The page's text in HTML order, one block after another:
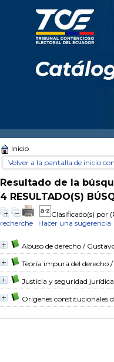
Inicio
Volver a la pantalla de inicio con
Resultado de la
4 RESULTADO(S)
Clasificado(s) por
recherche
Hacer una sugerencia
Abuso de derecho/
Teoría impura del derecho/
Justicia y seguridad
Orígenes constitucionales